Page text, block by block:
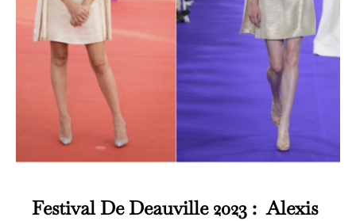
Festival De Deauville 2023 : Alexis